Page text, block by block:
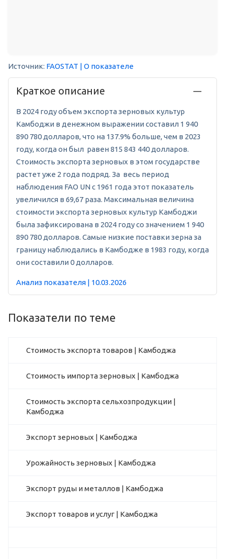
Источник: FAOSTAT | О показателе
Краткое описание
В 2024 году объем экспорта зерновых культур
Камбоджи в денежном выражении составил 1 940
890 780 долларов, что на 137.9% больше, чем в 2023
году, когда он был равен 815 843 440 долларов.
Стоимость экспорта зерновых в этом государстве
растет уже 2 года подряд. За весь период
наблюдения FAO UN с 1961 года этот показатель
увеличился в 69,67 раза. Максимальная величина
стоимости экспорта зерновых культур Камбоджи
была зафиксирована в 2024 году со значением 1 940
890 780 долларов. Самые низкие поставки зерна за
границу наблюдались в Камбодже в 1983 году, когда
они составили 0 долларов.
Анализ показателя | 10.03.2026
Показатели по теме
Стоимость экспорта товаров | Камбоджа
Стоимость импорта зерновых | Камбоджа
Стоимость экспорта сельхозпродукции |
Камбоджа
Экспорт зерновых | Камбоджа
Урожайность зерновых | Камбоджа
Экспорт руды и металлов | Камбоджа
Экспорт товаров и услуг | Камбоджа